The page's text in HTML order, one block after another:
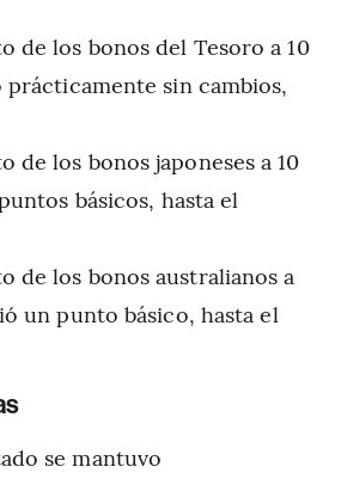
de los bonos del Tesoro a 10
prácticamente sin cambios,
de los bonos japoneses a 10
básicos, hasta el
de los bonos australianos a
un punto básico, hasta el
se mantuvo